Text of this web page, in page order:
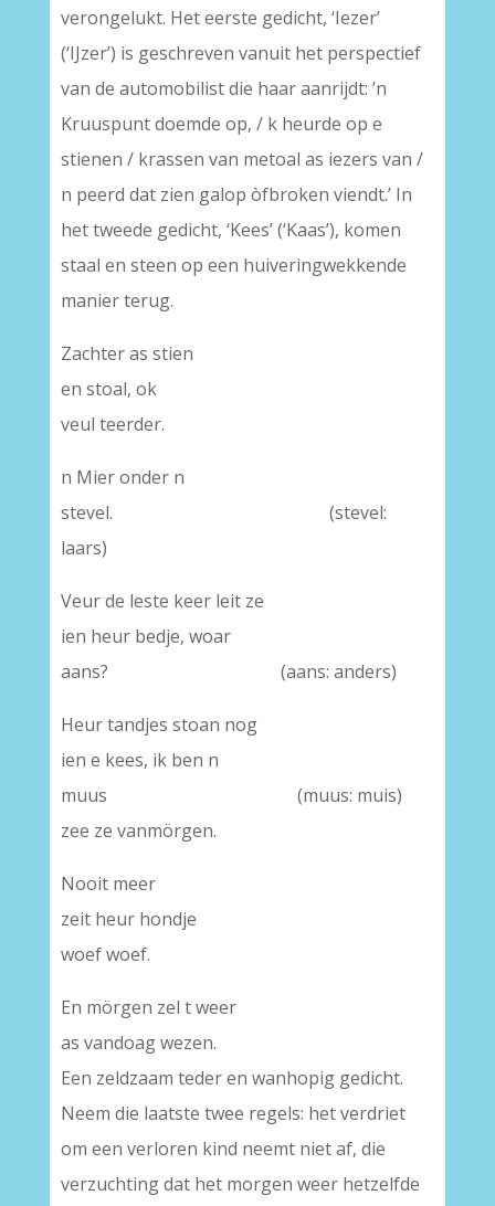
verongelukt. Het eerste gedicht, ‘Iezer’
(‘IJzer’) is geschreven vanuit het perspectief
van de automobilist die haar aanrijdt: ’n
Kruuspunt doemde op, / k heurde op e
stienen / krassen van metoal as iezers van /
n peerd dat zien galop òfbroken viendt.’ In
het tweede gedicht, ‘Kees’ (‘Kaas’), komen
staal en steen op een huiveringwekkende
manier terug.
Zachter as stien
en stoal, ok
veul teerder.
n Mier onder n
stevel. (stevel:
laars)
Veur de leste keer leit ze
ien heur bedje, woar
aans? (aans: anders)
Heur tandjes stoan nog
ien e kees, ik ben n
muus (muus: muis)
zee ze vanmörgen.
Nooit meer
zeit heur hondje
woef woef.
En mörgen zel t weer
as vandoag wezen.
Een zeldzaam teder en wanhopig gedicht.
Neem die laatste twee regels: het verdriet
om een verloren kind neemt niet af, die
verzuchting dat het morgen weer hetzelfde